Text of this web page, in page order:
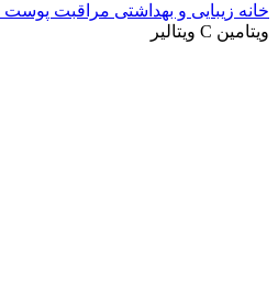
خانه زیبایی و بهداشتی مراقبت پوست
ویتامین C ویتالیر